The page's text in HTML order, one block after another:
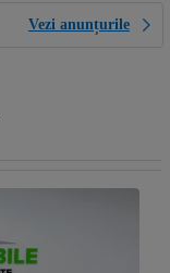
Vezi anunțurile